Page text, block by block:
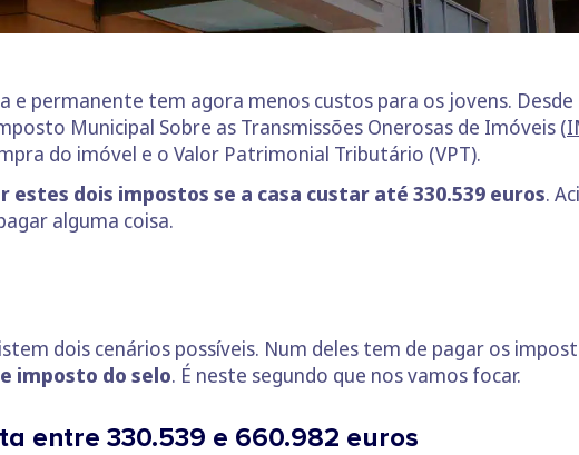
e permanente tem agora menos custos para os jovens.
Municipal Sobre as Transmissões Onerosas de Imóveis (
do imóvel e o Valor Patrimonial Tributário (VPT).
dois impostos se a casa custar até 330.539 euros.
alguma coisa.
dois cenários possíveis. Num deles tem de pagar os
imposto do selo. É neste segundo que nos vamos focar.
entre 330.539 e 660.982 euros